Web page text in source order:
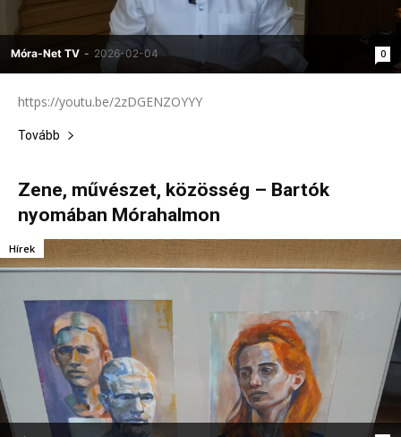
Móra-Net TV - 2026-02-04 0
https://youtu.be/2zDGENZOYYY
Tovább
Zene, művészet, közösség – Bartók
nyomában Mórahalmon
Hírek